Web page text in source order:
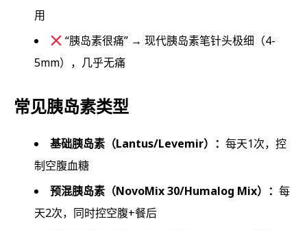
用
“胰岛素很痛” → 现代胰岛素笔针头极细（4-
5mm），几乎无痛
常见胰岛素类型
基础胰岛素（Lantus/Levemir）： 每天1次，控
制空腹血糖
预混胰岛素（NovoMix 30/Humalog Mix）： 每
天2次，同时控空腹+餐后